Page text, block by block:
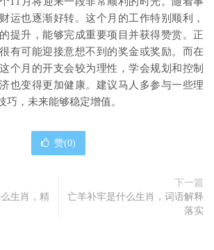
运也逐渐好转。这个月的工作特别顺利，
提升，能够完成重要项目并获得赞赏。正
有可能迎接意想不到的奖金或奖励。而在
个月的开支会较为理性，学会规划和控制
也变得更加健康。建议马人多参与一些理
巧，未来能够稳定增值。
赞(0)
生肖，精
下一篇
亡羊补牢是什么生肖，词语解释
落实